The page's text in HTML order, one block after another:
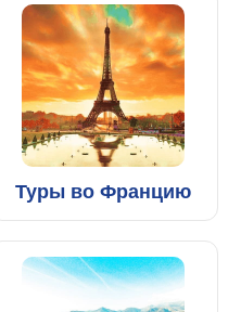
Туры во Францию